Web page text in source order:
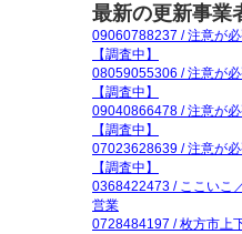
最新の更新事業
09060788237 / 注意が
【調査中】
08059055306 / 注意が
【調査中】
09040866478 / 注意が
【調査中】
07023628639 / 注意が
【調査中】
0368422473 / ここいこ
営業
0728484197 / 枚方市上